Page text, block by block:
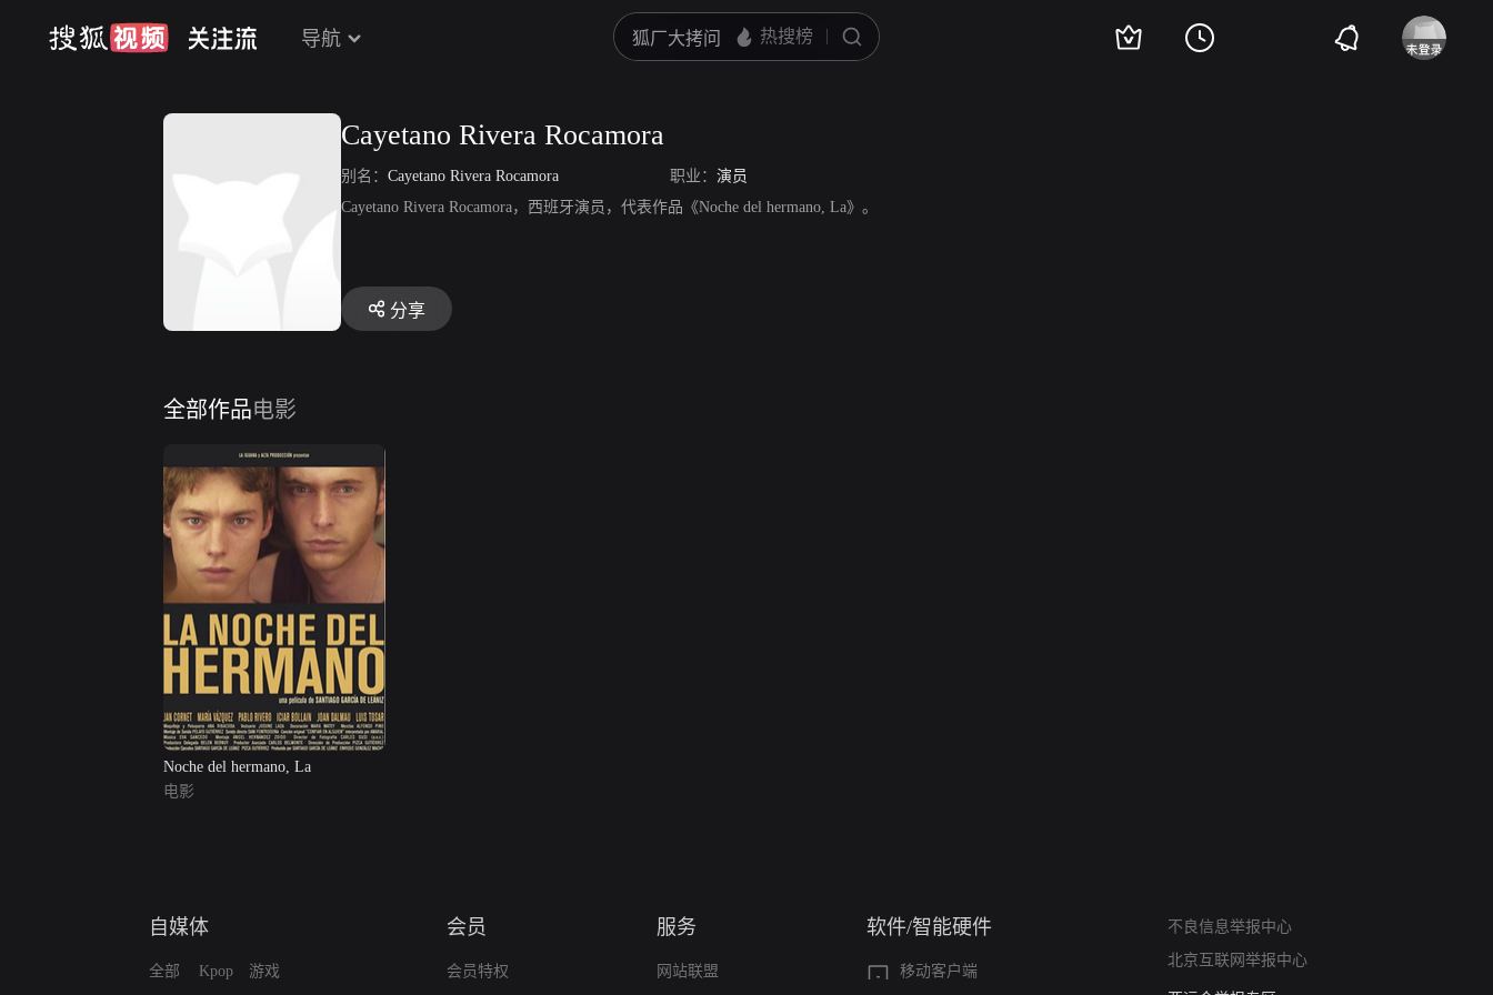
导航
Cayetano Rivera Rocamora
别名： Cayetano Rivera Rocamora 职业： 演员
Cayetano Rivera Rocamora，西班牙演员，代表作品《Noche del hermano, La》。
分享
全部作品电影
Noche del hermano, La
电影
自媒体
全部 Kpop 游戏
会员
会员特权
服务
网站联盟
软件/智能硬件
移动客户端
不良信息举报中心
北京互联网举报中心
算法推荐专项举报